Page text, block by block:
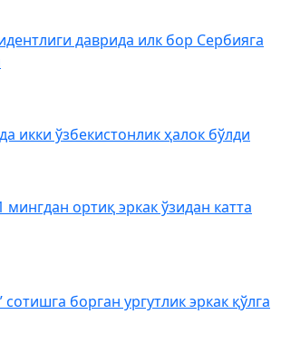
даврида илк бор Сербияга
икки ўзбекистонлик ҳалок бўлди
мингдан ортиқ эркак ўзидан катта
борган ургутлик эркак қўлга